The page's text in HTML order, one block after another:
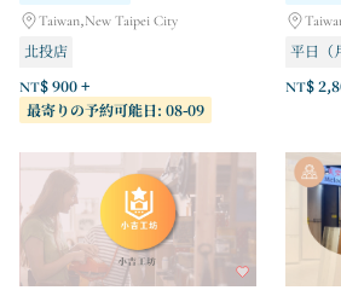
Taiwan,New Taipei City
北投店
フレッシュウォーター旗艦店
NT$ 900 +
最寄りの予約可能日: 08-09
平日（
祝日（
NT$